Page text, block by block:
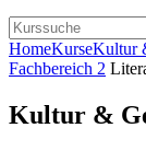
HomeKurseKultur
Fachbereich 2
Kultur &